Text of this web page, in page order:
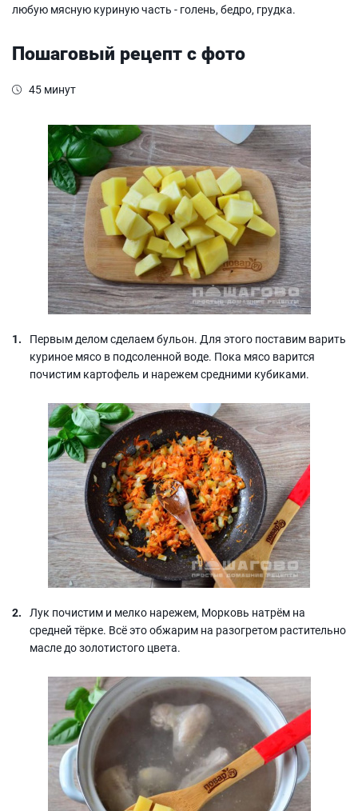
любую мясную куриную часть - голень, бедро, грудка.
Пошаговый рецепт с фото
45 минут
Первым делом сделаем бульон. Для этого поставим варить
куриное мясо в подсоленной воде. Пока мясо варится
почистим картофель и нарежем средними кубиками.
Лук почистим и мелко нарежем, Морковь натрём на
средней тёрке. Всё это обжарим на разогретом растительно
масле до золотистого цвета.